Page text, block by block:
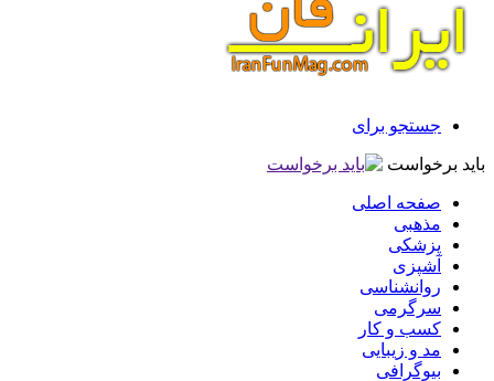
جستجو برای
باید برخواست
صفحه اصلی
مذهبی
پزشکی
آشپزی
روانشناسی
سرگرمی
کسب و کار
مد و زیبایی
بیوگرافی